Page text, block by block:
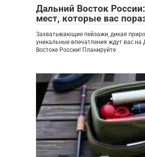
Дальний Восток
мест, которые вас
Захватывающие пейзажи, дикая
уникальные впечатления ждут вас на
Востоке России! Планируйте